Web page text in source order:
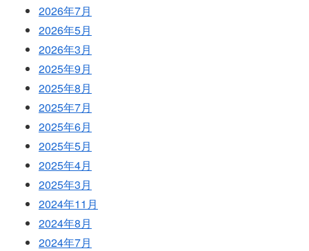
2026年7月
2026年5月
2026年3月
2025年9月
2025年8月
2025年7月
2025年6月
2025年5月
2025年4月
2025年3月
2024年11月
2024年8月
2024年7月